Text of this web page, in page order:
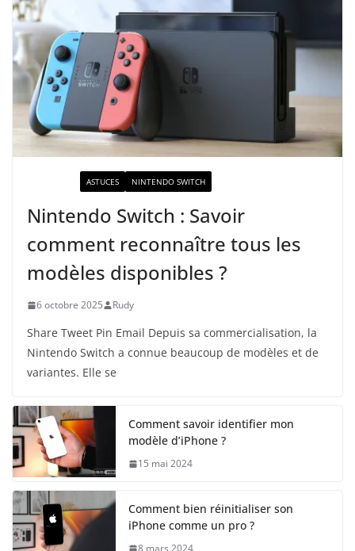
ASTUCES NINTENDO SWITCH
Nintendo Switch : Savoir
comment reconnaître tous les
modèles disponibles ?
6 octobre 2025 Rudy
Share Tweet Pin Email Depuis sa commercialisation, la
Nintendo Switch a connue beaucoup de modèles et de
variantes. Elle se
Comment savoir identifier mon
modèle d’iPhone ?
15 mai 2024
Comment bien réinitialiser son
iPhone comme un pro ?
8 mars 2024